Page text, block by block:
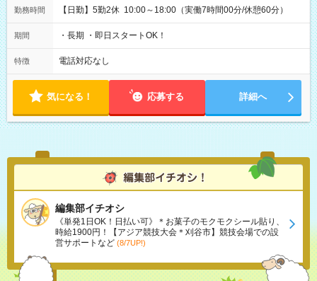
勤務時間 【日勤】5勤2休 10:00～18:00（実働7時間00分/休憩60分）
期間 ・長期 ・即日スタートOK！
特徴 電話対応なし
気になる！ 応募する 詳細へ
編集部イチオシ
《単発1日OK！日払い可》＊お菓子のモクモクシール貼り、
時給1900円！【アジア競技大会＊刈谷市】競技会場での設
営サポートなど (8/7UP!)